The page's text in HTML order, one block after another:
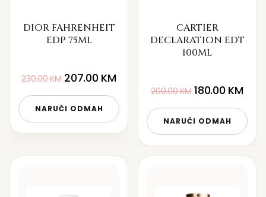
DIOR FAHRENHEIT
EDP 75ML
230.00KM 207.00 KM
NARUČI ODMAH
CARTIER
DECLARATION EDT
100ML
200.00KM 180.00 KM
NARUČI ODMAH